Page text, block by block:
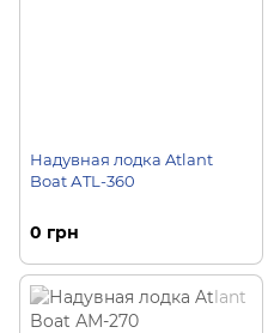
Надувная лодка Atlant
Boat АTL-360
0 грн